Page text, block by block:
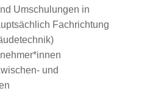
Umschulungen in
Fachrichtung
und